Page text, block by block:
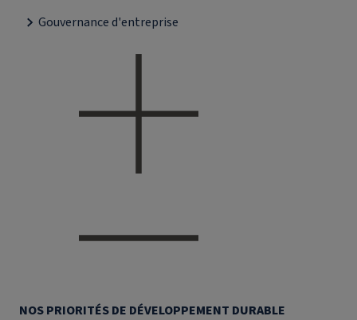
Gouvernance d'entreprise
NOS PRIORITÉS DE DÉVELOPPEMENT DURABLE